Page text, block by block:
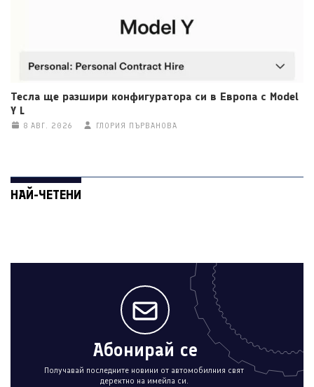
Тесла ще разшири конфигуратора си в Европа с Model
Y L
8 АВГ. 2026 ГЛОРИЯ ПЪРВАНОВА
НАЙ-ЧЕТЕНИ
Абонирай се
Получавай последните новини от автомобилния свят
деректно на имейла си.